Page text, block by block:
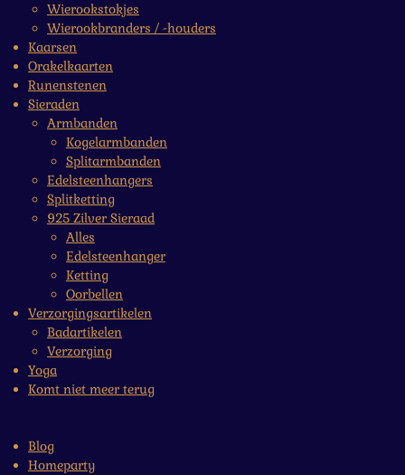
Wierookstokjes
Wierookbranders / -houders
Kaarsen
Orakelkaarten
Runenstenen
Sieraden
Armbanden
Kogelarmbanden
Splitarmbanden
Edelsteenhangers
Splitketting
925 Zilver Sieraad
Alles
Edelsteenhanger
Ketting
Oorbellen
Verzorgingsartikelen
Badartikelen
Verzorging
Yoga
Komt niet meer terug
Blog
Homeparty